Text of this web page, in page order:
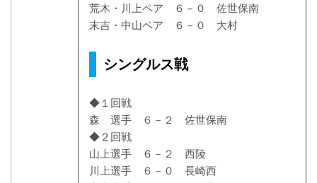
荒木・川上ペア ６－０ 佐世保南
末吉・中山ペア ６－０ 大村
シングルス戦
◆１回戦
森 選手 ６－２ 佐世保南
◆２回戦
山上選手 ６－２ 西陵
川上選手 ６－０ 長崎西